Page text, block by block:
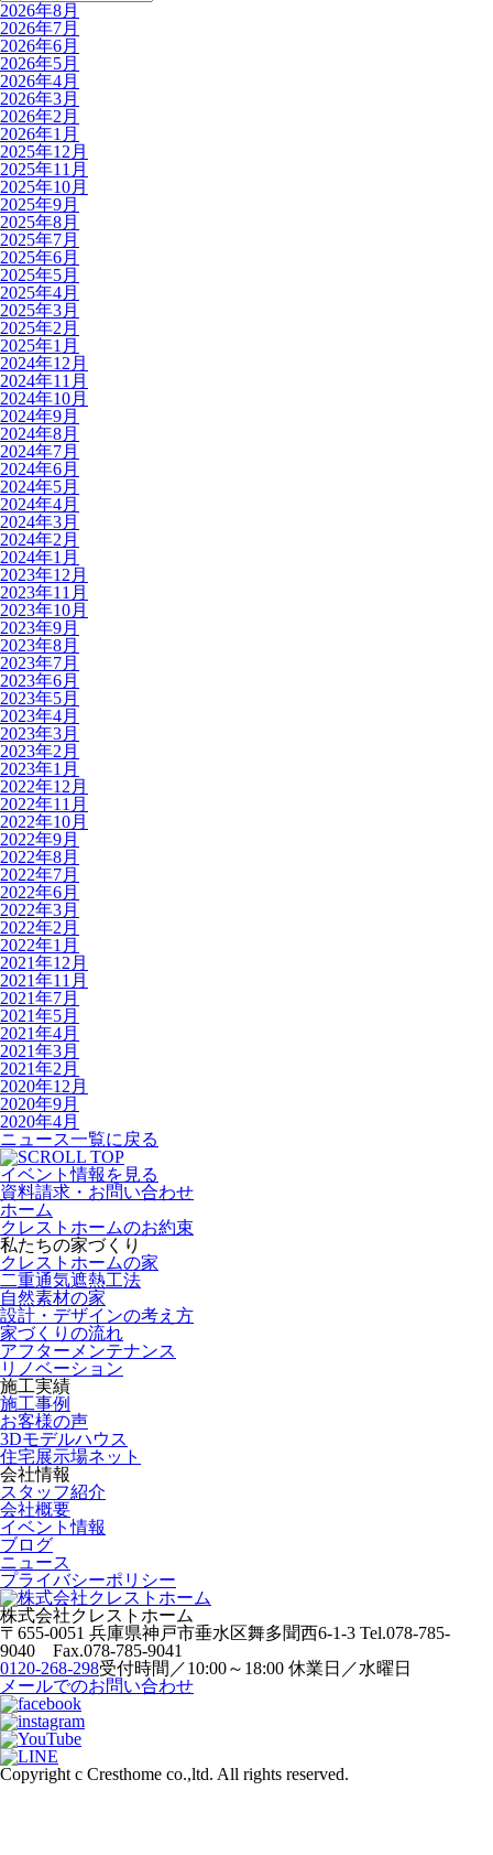
2026年8月
2026年7月
2026年6月
2026年5月
2026年4月
2026年3月
2026年2月
2026年1月
2025年12月
2025年11月
2025年10月
2025年9月
2025年8月
2025年7月
2025年6月
2025年5月
2025年4月
2025年3月
2025年2月
2025年1月
2024年12月
2024年11月
2024年10月
2024年9月
2024年8月
2024年7月
2024年6月
2024年5月
2024年4月
2024年3月
2024年2月
2024年1月
2023年12月
2023年11月
2023年10月
2023年9月
2023年8月
2023年7月
2023年6月
2023年5月
2023年4月
2023年3月
2023年2月
2023年1月
2022年12月
2022年11月
2022年10月
2022年9月
2022年8月
2022年7月
2022年6月
2022年3月
2022年2月
2022年1月
2021年12月
2021年11月
2021年7月
2021年5月
2021年4月
2021年3月
2021年2月
2020年12月
2020年9月
2020年4月
ニュース一覧に戻る
イベント情報を見る
資料請求・お問い合わせ
ホーム
クレストホームのお約束
私たちの家づくり
クレストホームの家
二重通気遮熱工法
自然素材の家
設計・デザインの考え方
家づくりの流れ
アフターメンテナンス
リノベーション
施工実績
施工事例
お客様の声
3Dモデルハウス
住宅展示場ネット
会社情報
スタッフ紹介
会社概要
イベント情報
ブログ
ニュース
プライバシーポリシー
株式会社クレストホーム
〒655-0051 兵庫県神戸市垂水区舞多聞西6-1-3 Tel.078-785-
9040 Fax.078-785-9041
0120-268-298受付時間／10:00～18:00 休業日／水曜日
メールでのお問い合わせ
Copyright c Cresthome co.,ltd. All rights reserved.